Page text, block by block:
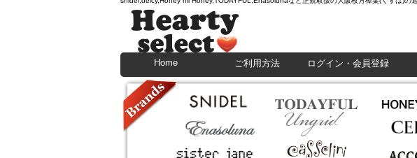
Home ご利用方法 ログイン・会員登録